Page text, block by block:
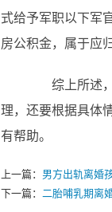
式给予军职以下军
房公积金，属于应
综上所述，
理，还要根据具体
有帮助。
上一篇： 男方出轨离婚
下一篇： 二胎哺乳期离